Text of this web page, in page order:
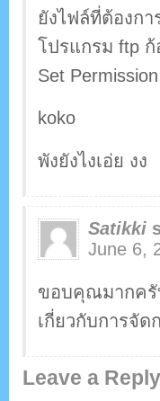
ยังไฟล์ที่ต้องกา
โปรแกรม ftp ก้
Set
koko
พังยังไงเอ่ย งง
Satikki
June 6,
ขอบคุณมากครั
เกี่ยวกับการจัด
Leave a Reply